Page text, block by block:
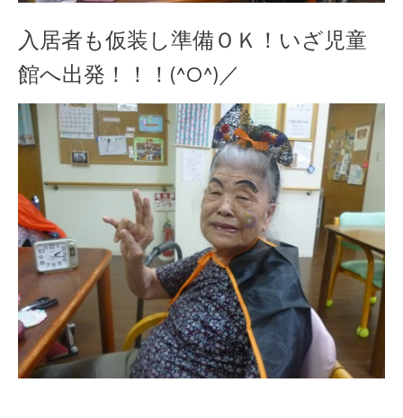
入居者も仮装し準備ＯＫ！いざ児童
館へ出発！！！(^O^)／